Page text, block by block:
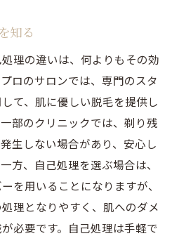
知る
理の違いは、何よりもその効
ロのサロンでは、専門のスタ
て、肌に優しい脱毛を提供し
部のクリニックでは、剃り残
生しない場合があり、安心し
方、自己処理を選ぶ場合は、
を用いることになりますが、
理となりやすく、肌へのダメ
必要です。自己処理は手軽で